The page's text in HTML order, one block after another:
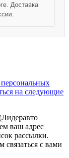
Доставка
на следующие
ваш адрес
рассылки.
с вами